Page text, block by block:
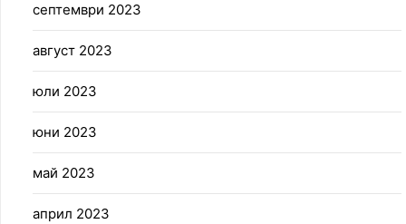
септември 2023
август 2023
юли 2023
юни 2023
май 2023
април 2023